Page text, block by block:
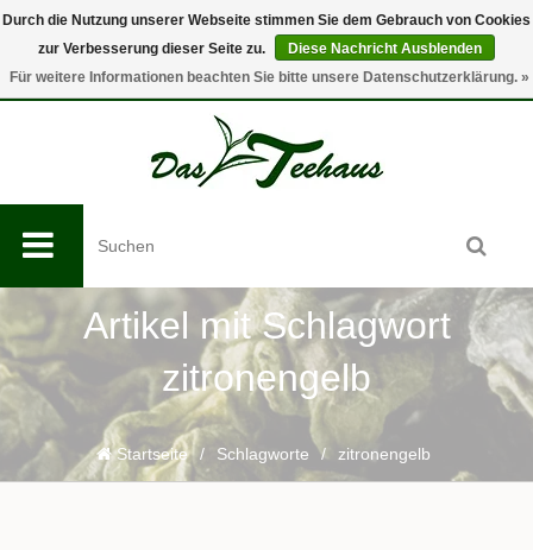
0
Artikel mit Schlagwort
zitronengelb
Startseite / Schlagworte / zitronengelb
Durch die Nutzung unserer Webseite stimmen Sie dem Gebrauch von Cookies
zur Verbesserung dieser Seite zu.
Diese Nachricht Ausblenden
Für weitere Informationen beachten Sie bitte unsere Datenschutzerklärung. »